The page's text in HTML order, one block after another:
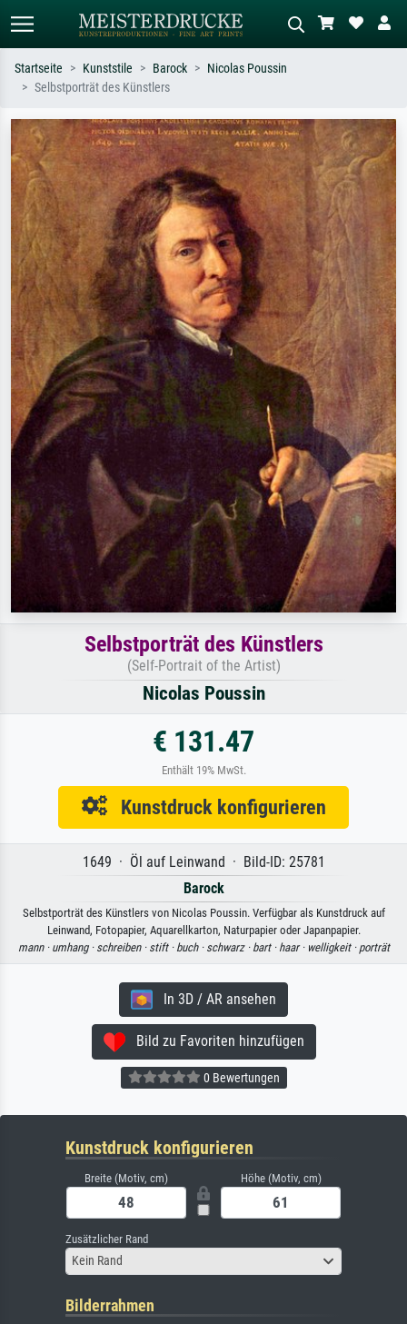
Suchen Sie nach Künstlern, Werktiteln
oder Stilen – z.B. Monet,
Sternennacht, Impressionismus, Welle
Hokusai, Akt.
Beschreiben Sie die Szene – z.B. Grüne
Wiese, Abstrakt mit viel Rot, Dunkles
Ölgemälde, Stehender Akt neben einem
Baum.
Startseite Kunststile Barock
Nicolas Poussin
Selbstporträt des Künstlers
Selbstporträt des Künstlers
(Self-Portrait of the Artist)
Nicolas Poussin
€ 131.47
Enthält 19% MwSt.
Kunstdruck konfigurieren
1649 · Öl auf Leinwand · Bild-ID: 25781
Barock
Selbstporträt des Künstlers von Nicolas Poussin. Verfügbar als Kunstdruck auf
Leinwand, Fotopapier, Aquarellkarton, Naturpapier oder Japanpapier.
mann · umhang · schreiben · stift · buch · schwarz · bart · haar · welligkeit · porträt
In 3D / AR ansehen
Bild zu Favoriten hinzufügen
0 Bewertungen
Kunstdruck konfigurieren
Breite (Motiv, cm) Höhe (Motiv, cm)
Zusätzlicher Rand
Kein Rand
Bilderrahmen